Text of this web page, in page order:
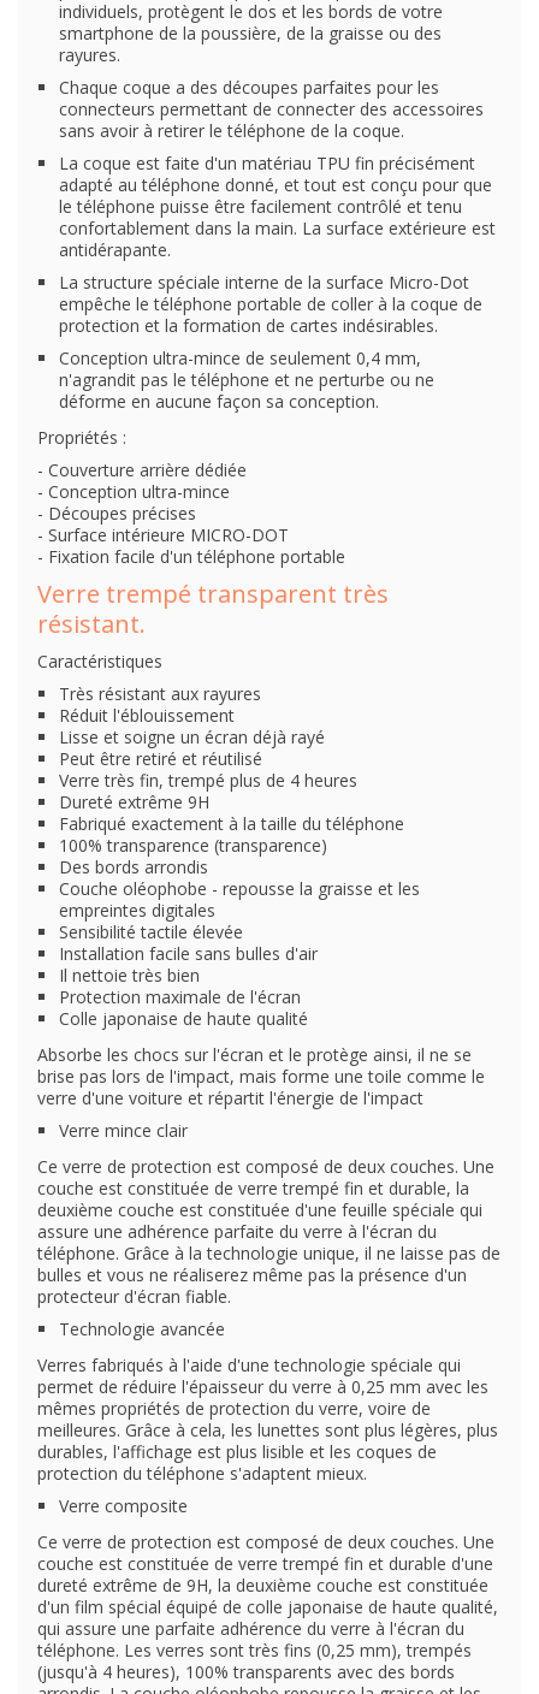
individuels, protègent le dos et les bords de votre
smartphone de la poussière, de la graisse ou des
rayures.
Chaque coque a des découpes parfaites pour les
connecteurs permettant de connecter des accessoires
sans avoir à retirer le téléphone de la coque.
La coque est faite d'un matériau TPU fin précisément
adapté au téléphone donné, et tout est conçu pour que
le téléphone puisse être facilement contrôlé et tenu
confortablement dans la main. La surface extérieure est
antidérapante.
La structure spéciale interne de la surface Micro-Dot
empêche le téléphone portable de coller à la coque de
protection et la formation de cartes indésirables.
Conception ultra-mince de seulement 0,4 mm,
n'agrandit pas le téléphone et ne perturbe ou ne
déforme en aucune façon sa conception.
Propriétés :
- Couverture arrière dédiée
- Conception ultra-mince
- Découpes précises
- Surface intérieure MICRO-DOT
- Fixation facile d'un téléphone portable
Verre trempé transparent très
résistant.
Caractéristiques
Très résistant aux rayures
Réduit l'éblouissement
Lisse et soigne un écran déjà rayé
Peut être retiré et réutilisé
Verre très fin, trempé plus de 4 heures
Dureté extrême 9H
Fabriqué exactement à la taille du téléphone
100% transparence (transparence)
Des bords arrondis
Couche oléophobe - repousse la graisse et les
empreintes digitales
Sensibilité tactile élevée
Installation facile sans bulles d'air
Il nettoie très bien
Protection maximale de l'écran
Colle japonaise de haute qualité
Absorbe les chocs sur l'écran et le protège ainsi, il ne se
brise pas lors de l'impact, mais forme une toile comme le
verre d'une voiture et répartit l'énergie de l'impact
Verre mince clair
Ce verre de protection est composé de deux couches. Une
couche est constituée de verre trempé fin et durable, la
deuxième couche est constituée d'une feuille spéciale qui
assure une adhérence parfaite du verre à l'écran du
téléphone. Grâce à la technologie unique, il ne laisse pas de
bulles et vous ne réaliserez même pas la présence d'un
protecteur d'écran fiable.
Technologie avancée
Verres fabriqués à l'aide d'une technologie spéciale qui
permet de réduire l'épaisseur du verre à 0,25 mm avec les
mêmes propriétés de protection du verre, voire de
meilleures. Grâce à cela, les lunettes sont plus légères, plus
durables, l'affichage est plus lisible et les coques de
protection du téléphone s'adaptent mieux.
Verre composite
Ce verre de protection est composé de deux couches. Une
couche est constituée de verre trempé fin et durable d'une
dureté extrême de 9H, la deuxième couche est constituée
d'un film spécial équipé de colle japonaise de haute qualité,
qui assure une parfaite adhérence du verre à l'écran du
téléphone. Les verres sont très fins (0,25 mm), trempés
(jusqu'à 4 heures), 100% transparents avec des bords